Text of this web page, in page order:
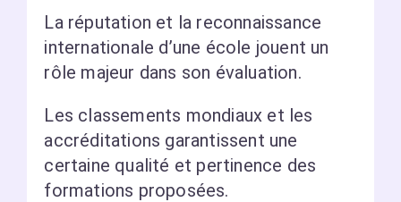
La réputation et la reconnaissance
internationale d’une école jouent un
rôle majeur dans son évaluation.
Les classements mondiaux et les
accréditations garantissent une
certaine qualité et pertinence des
formations proposées.